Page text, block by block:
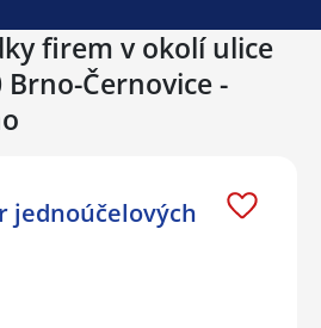
firem v okolí ulice
Brno-Černovice -
jednoúčelových